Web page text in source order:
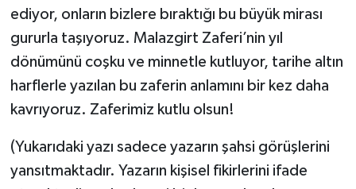
ediyor, onların bizlere bıraktığı bu büyük mirası
gururla taşıyoruz. Malazgirt Zaferi’nin yıl
dönümünü coşku ve minnetle kutluyor, tarihe altın
harflerle yazılan bu zaferin anlamını bir kez daha
kavrıyoruz. Zaferimiz kutlu olsun!
(Yukarıdaki yazı sadece yazarın şahsi görüşlerini
yansıtmaktadır. Yazarın kişisel fikirlerini ifade